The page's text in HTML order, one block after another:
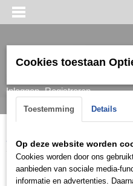
Inloggen Registreren
Home > > Trouwringen /
Cookies toestaan
Toestemming Details
Op deze website worden
Cookies worden door ons
aanbieden van sociale media-
informatie en advertenties.